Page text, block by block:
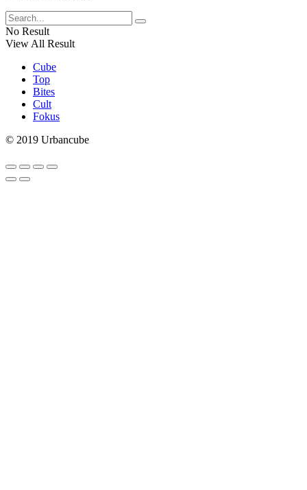
No Result
View All Result
Cube
Top
Bites
Cult
Fokus
© 2019 Urbancube